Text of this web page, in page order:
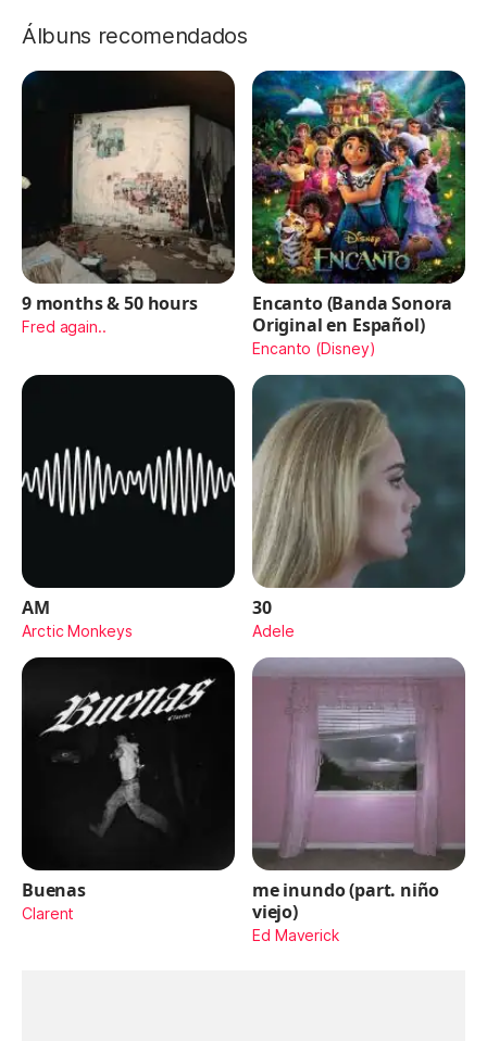
Álbuns recomendados
9 months & 50 hours
Fred again..
Encanto (Banda Sonora
Original en Español)
Encanto (Disney)
AM
Arctic Monkeys
30
Adele
Buenas
Clarent
me inundo (part. niño
viejo)
Ed Maverick